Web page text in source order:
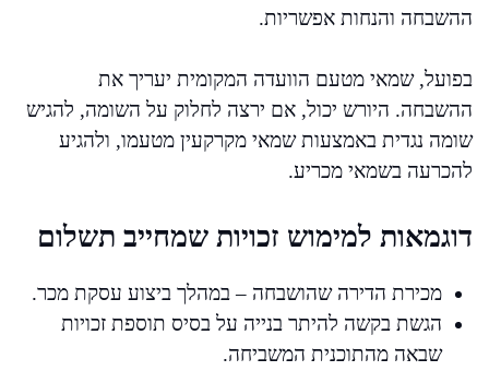
ההשבחה והנחות אפשריות.
בפועל, שמאי מטעם הוועדה המקומית יעריך את
ההשבחה. היורש יכול, אם ירצה לחלוק על השומה, להגיש
שומה נגדית באמצעות שמאי מקרקעין מטעמו, ולהגיע
להכרעה בשמאי מכריע.
דוגמאות למימוש זכויות שמחייב תשלום
מכירת הדירה שהושבחה – במהלך ביצוע עסקת מכר.
הגשת בקשה להיתר בנייה על בסיס תוספת זכויות
שבאה מהתוכנית המשביחה.